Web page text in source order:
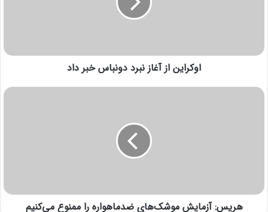
اوکراین از آغاز نبرد دونباس خبر داد
هریس: آزمایش‌ موشک‌های ضدماهواره را ممنوع می‌کنیم